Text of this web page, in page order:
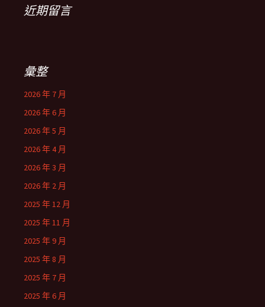
近期留言
彙整
2026 年 7 月
2026 年 6 月
2026 年 5 月
2026 年 4 月
2026 年 3 月
2026 年 2 月
2025 年 12 月
2025 年 11 月
2025 年 9 月
2025 年 8 月
2025 年 7 月
2025 年 6 月